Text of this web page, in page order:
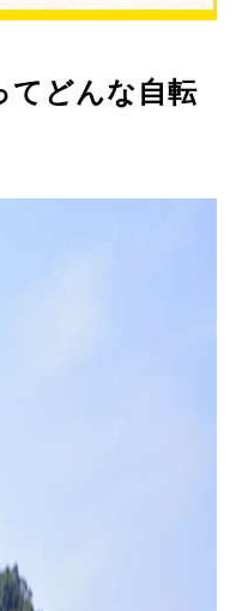
てどんな自転